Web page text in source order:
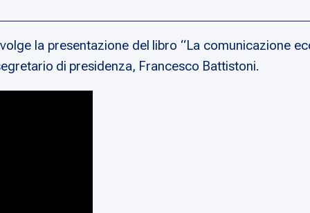
la presentazione del libro “La comunicazione
di presidenza, Francesco Battistoni.